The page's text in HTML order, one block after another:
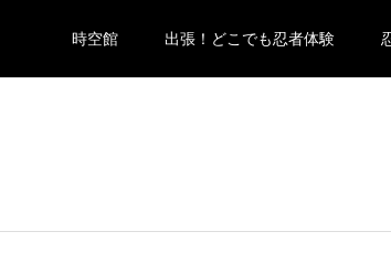
時空館 出張！どこでも忍者体験